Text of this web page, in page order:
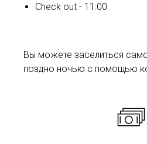
Check out - 11:00
Вы можете заселиться
поздно ночью с помощью